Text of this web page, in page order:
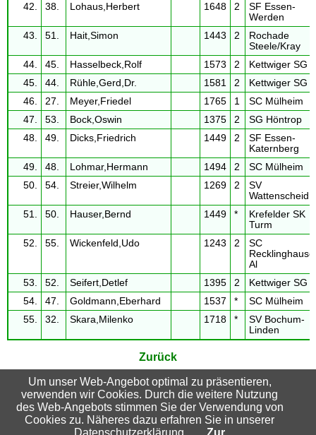
42.
38. Lohaus,Herbert 1648 2
SF Essen-
Werden
43.
51. Hait,Simon 1443 2
Rochade
Steele/Kray
44.
45. Hasselbeck,Rolf 1573 2
Kettwiger SG
45.
44. Rühle,Gerd,Dr. 1581 2
Kettwiger SG
46.
27. Meyer,Friedel 1765 1
SC Mülheim
47.
53. Bock,Oswin 1375 2
SG Höntrop
48.
49. Dicks,Friedrich 1449 2
SF Essen-
Katernberg
49.
48. Lohmar,Hermann 1494 2
SC Mülheim
50.
54. Streier,Wilhelm 1269 2
SV
Wattenscheid
51.
50. Hauser,Bernd 1449 *
Krefelder SK
Turm
52.
55. Wickenfeld,Udo 1243 2
SC
Al
53.
52. Seifert,Detlef 1395 2
Kettwiger SG
54.
47. Goldmann,Eberhard 1537 *
SC Mülheim
55.
32. Skara,Milenko 1718 *
SV Bochum-
Linden
Zurück
Suchbegriffe
Um unser Web-Angebot optimal zu präsentieren,
verwenden wir Cookies. Durch die weitere Nutzung
des Web-Angebots stimmen Sie der Verwendung von
Cookies zu. Näheres dazu erfahren Sie in unserer